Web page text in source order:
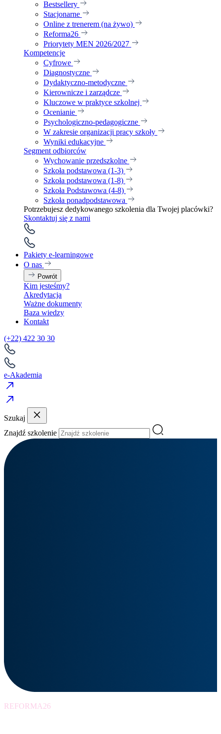
Bestsellery
Stacjonarne
Online z trenerem (na żywo)
Reforma26
Priorytety MEN 2026/2027
Kompetencje
Cyfrowe
Diagnostyczne
Dydaktyczno-metodyczne
Kierownicze i zarządcze
Kluczowe w praktyce szkolnej
Ocenianie
Psychologiczno-pedagogiczne
W zakresie organizacji pracy szkoły
Wyniki edukacyjne
Segment odbiorców
Wychowanie przedszkolne
Szkoła podstawowa (1-3)
Szkoła podstawowa (1-8)
Szkoła Podstawowa (4-8)
Szkoła ponadpodstawowa
Potrzebujesz dedykowanego szkolenia dla Twojej placówki?
Skontaktuj się z nami
Pakiety e-learningowe
O nas
Powrót
Kim jesteśmy?
Akredytacja
Ważne dokumenty
Baza wiedzy
Kontakt
(+22) 422 30 30
e-Akademia
Szukaj
Znajdź szkolenie
REFORMA26